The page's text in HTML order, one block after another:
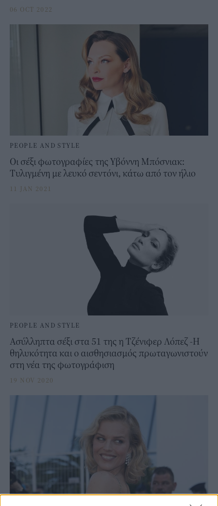
06 OCT 2022
PEOPLE AND STYLE
Οι σέξι φωτογραφίες της Υβόννη Μπόσνιακ:
Τυλιγμένη με λευκό σεντόνι, κάτω από τον ήλιο
11 JAN 2021
PEOPLE AND STYLE
Ασύλληπτα σέξι στα 51 της η Τζένιφερ Λόπεζ -Η
θηλυκότητα και ο αισθησιασμός πρωταγωνιστούν
στη νέα της φωτογράφιση
19 NOV 2020